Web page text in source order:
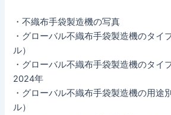
・不織布手袋製造機の写真
・グローバル不織布手袋製造機のタイ
ル）
・グローバル不織布手袋製造機のタイ
2024年
・グローバル不織布手袋製造機の用途
ル）